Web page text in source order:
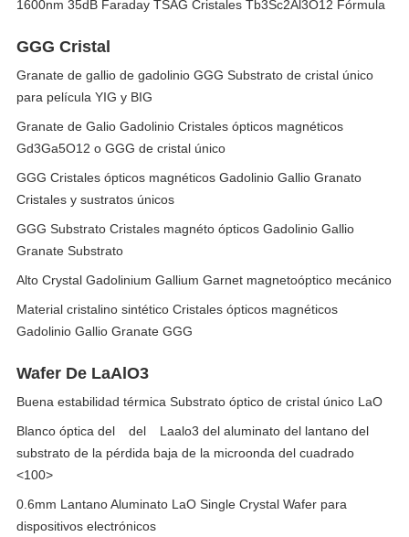
1600nm 35dB Faraday TSAG Cristales Tb3Sc2Al3O12 Fórmula
GGG Cristal
Granate de gallio de gadolinio GGG Substrato de cristal único
para película YIG y BIG
Granate de Galio Gadolinio Cristales ópticos magnéticos
Gd3Ga5O12 o GGG de cristal único
GGG Cristales ópticos magnéticos Gadolinio Gallio Granato
Cristales y sustratos únicos
GGG Substrato Cristales magnéto ópticos Gadolinio Gallio
Granate Substrato
Alto Crystal Gadolinium Gallium Garnet magnetoóptico mecánico
Material cristalino sintético Cristales ópticos magnéticos
Gadolinio Gallio Granate GGG
Wafer De LaAlO3
Buena estabilidad térmica Substrato óptico de cristal único LaO
Blanco óptica del del Laalo3 del aluminato del lantano del
substrato de la pérdida baja de la microonda del cuadrado
<100>
0.6mm Lantano Aluminato LaO Single Crystal Wafer para
dispositivos electrónicos